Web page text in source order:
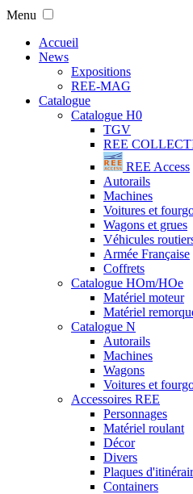
Menu
Accueil
News
Expositions
REE-MAG
Catalogue
Catalogue H0
TGV
REE
REE Access
Autorails
Machines
Voitures et
Wagons et grues
Véhicules
Armée Française
Coffrets
Catalogue HOm/HOe
Matériel moteur
Matériel
Catalogue N
Autorails
Machines
Wagons
Voitures et
Accessoires REE
Personnages
Matériel roulant
Décor
Divers
Plaques
Containers